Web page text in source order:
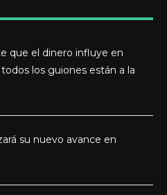
que el dinero influye en
los guiones están a la
su nuevo avance en